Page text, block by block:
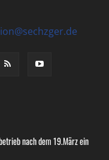
nach dem 19.März ein